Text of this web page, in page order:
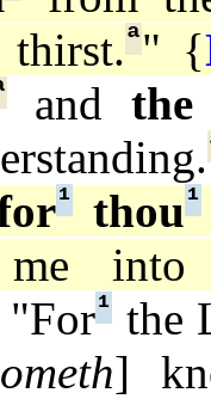
ª" {
and the
¹ thou¹
"For¹the
]